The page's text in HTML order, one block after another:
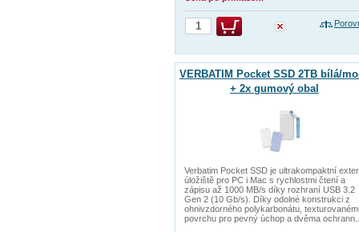
VERBATIM Pocket SSD 2TB bílá/
+ 2x gumový obal
Verbatim Pocket SSD je ultrakompaktní
úložiště pro PC i Mac s rychlostmi čtení a
zápisu až 1000 MB/s díky rozhraní USB 3.2
Gen 2 (10 Gb/s). Díky odolné konstrukci z
ohnivzdorného polykarbonátu,
povrchu pro pevný úchop a dvěma